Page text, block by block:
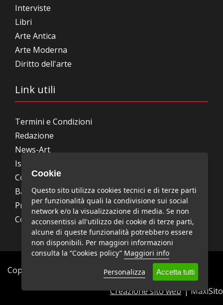
Interviste
Libri
Arte Antica
Arte Moderna
Diritto dell'arte
Link utili
Termini e Condizioni
Redazione
News-Art
Iscrizione alla newsletter
Collabora con noi
Bandi, concorsi, premi
Privacy Policy
Cookie Policy
Copyright © News-Art - Tutti i diritti riservati.
Creazione sito web| MaxiSito
Cookie
Questo sito utilizza cookies tecnici e di terze parti
per funzionalità quali la condivisione sui social
network e/o la visualizzazione di media. Se non
acconsentissi all'utilizzo dei cookie di terze parti,
alcune di queste funzionalità potrebbero essere
non disponibili. Per maggiori informazioni
consulta la “Cookies policy” Maggiori info
Personalizza
Accetta tutti